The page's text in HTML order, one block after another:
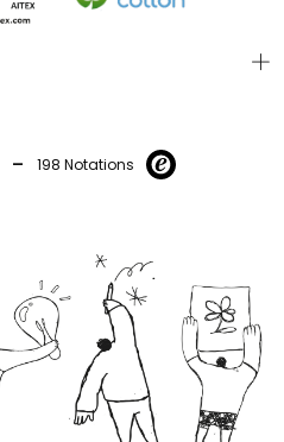
- 198 Notations